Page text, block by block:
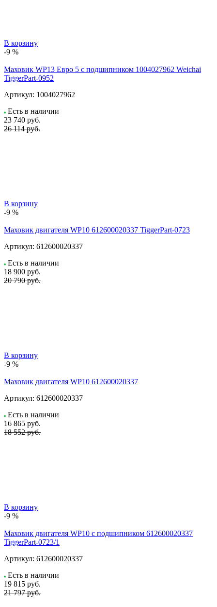
В корзину
-9 %
Маховик WP13 Евро 5 с подшипником 1004027962 Weichai
TiggerPart-0952
Артикул: 1004027962
Есть в наличии
23 740 руб.
26 114 руб.
В корзину
-9 %
Маховик двигателя WP10 612600020337 TiggerPart-0723
Артикул: 612600020337
Есть в наличии
18 900 руб.
20 790 руб.
В корзину
-9 %
Маховик двигателя WP10 612600020337
Артикул: 612600020337
Есть в наличии
16 865 руб.
18 552 руб.
В корзину
-9 %
Маховик двигателя WP10 с подшипником 612600020337
TiggerPart-0723/1
Артикул: 612600020337
Есть в наличии
19 815 руб.
21 797 руб.